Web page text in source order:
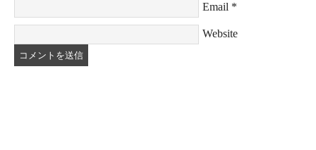
Email *
Website